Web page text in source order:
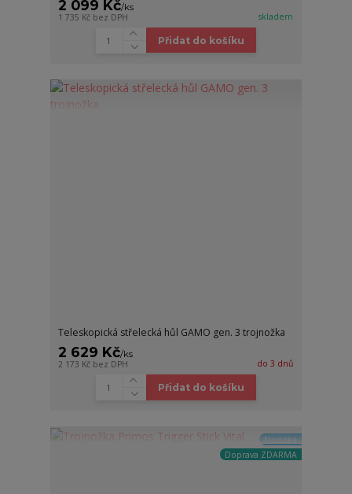
2 099 Kč/ks
1 735 Kč bez DPH skladem
Přidat do košíku
Teleskopická střelecká hůl GAMO gen. 3 trojnožka
2 629 Kč/ks
2 173 Kč bez DPH do 3 dnů
Přidat do košíku
Novinka
Doprava ZDARMA